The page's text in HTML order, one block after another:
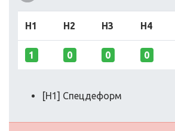
H1 H2 H3 H4
1 0 0 0
[H1] Спецдеформ